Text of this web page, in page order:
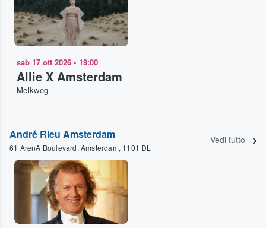
sab 17 ott 2026 • 19:00
Allie X Amsterdam
Melkweg
André Rieu Amsterdam
61 ArenA Boulevard, Amsterdam, 1101 DL
Vedi tutto